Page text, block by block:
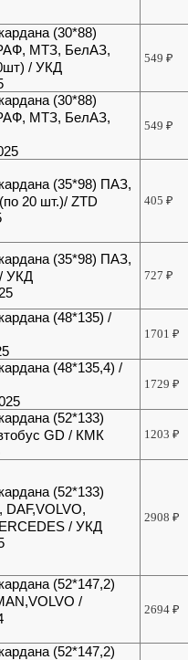
(30*88)
МТЗ, БелАЗ,
/ УКД
549₽
(30*88)
МТЗ, БелАЗ,
549₽
(35*98) ПАЗ,
20 шт.)/ ZTD
405₽
(35*98) ПАЗ,
УКД
727₽
(48*135) /
1701₽
(48*135,4) /
1729₽
(52*133)
GD / КМК
1203₽
(52*133)
DAF,VOLVO,
/ УКД
2908₽
(52*147,2)
/
2694₽
(52*147,2)